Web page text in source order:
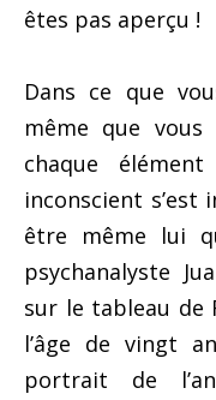
êtes pas aperçu !
Dans ce que
même que vous
chaque
inconscient s’est
être même lui
psychanalyste
sur le tableau de
l’âge de vingt
portrait de